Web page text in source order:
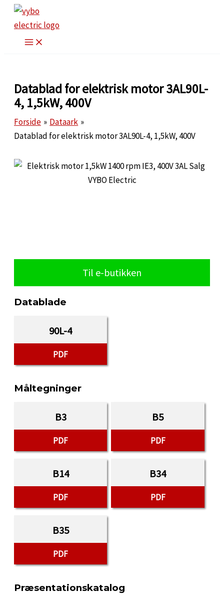
indholdet
Datablad for elektrisk motor 3AL90L-
4, 1,5kW, 400V
Forside
Dataark
Datablad for elektrisk motor 3AL90L-4, 1,5kW, 400V
Til e-butikken
Datablade
90L-4
PDF
Måltegninger
B3
PDF
B5
PDF
B14
PDF
B34
PDF
B35
PDF
Præsentationskatalog